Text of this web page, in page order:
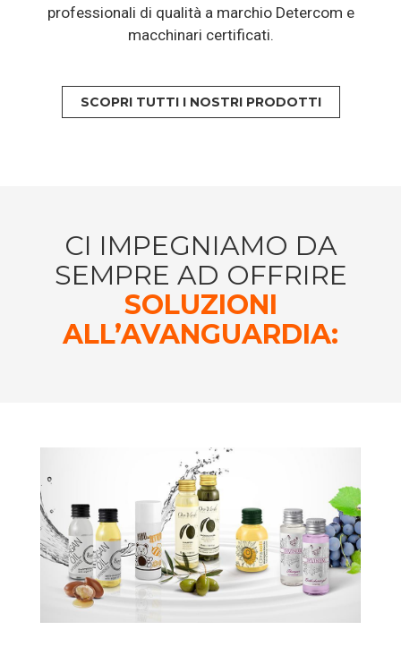
professionali di qualità a marchio Detercom e
macchinari certificati.
SCOPRI TUTTI I NOSTRI PRODOTTI
CI IMPEGNIAMO DA
SEMPRE AD OFFRIRE
SOLUZIONI
ALL’AVANGUARDIA: